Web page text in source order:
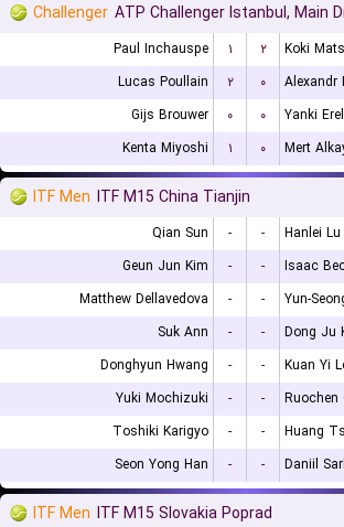
Challenger ATP Challenger Istanbul, Main
Paul Inchauspe ۱ ۲
Koki
Lucas Poullain
۲ ۰
Alexandr
Gijs Brouwer
۰ ۰
Yanki Erel
Kenta Miyoshi
۱ ۰ Mert
ITF Men ITF M15 China Tianjin
Qian Sun - -
Hanlei Lu
Geun Jun Kim
- -
Isaac
Matthew Dellavedova
- -
Yun-
Suk Ann
- -
Dong Ju
Donghyun Hwang
- -
Kuan Yi
Yuki Mochizuki
- -
Ruochen
Toshiki Karigyo
- -
Huang
Seon Yong Han
- - Daniil
ITF Men ITF M15 Slovakia Poprad